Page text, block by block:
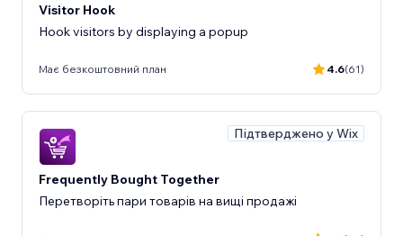
Visitor Hook
Hook visitors by displaying a popup
Має безкоштовний план 4.6(61)
Підтверджено у Wix
Frequently Bought Together
Перетворіть пари товарів на вищі продажі